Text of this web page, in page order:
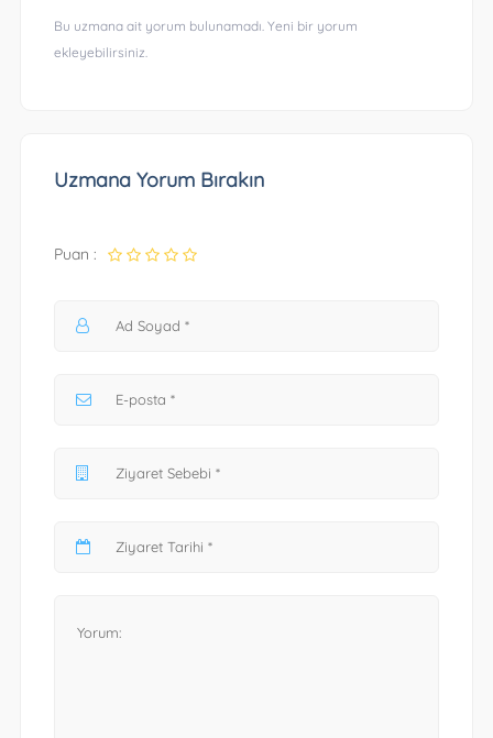
Bu uzmana ait yorum bulunamadı. Yeni bir yorum
ekleyebilirsiniz.
Uzmana Yorum Bırakın
Puan :